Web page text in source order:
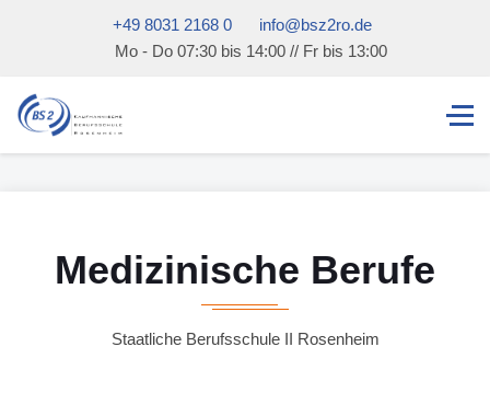
+49 8031 2168 0
info@bsz2ro.de
Mo - Do 07:30 bis 14:00 // Fr bis 13:00
Medizinische Berufe
Staatliche Berufsschule II Rosenheim